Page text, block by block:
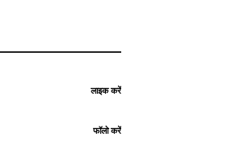
लाइक करें
फॉलो करें